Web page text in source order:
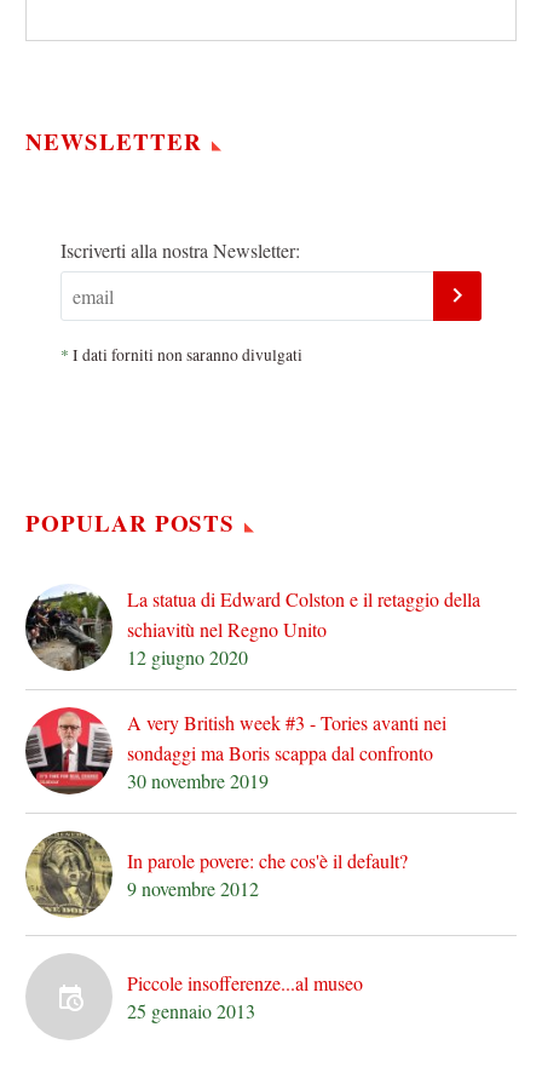
NEWSLETTER
Iscriverti alla nostra Newsletter:
* I dati forniti non saranno divulgati
POPULAR POSTS
La statua di Edward Colston e il retaggio della
schiavitù nel Regno Unito
12 giugno 2020
A very British week #3 - Tories avanti nei
sondaggi ma Boris scappa dal confronto
30 novembre 2019
In parole povere: che cos'è il default?
9 novembre 2012
Piccole insofferenze...al museo
25 gennaio 2013